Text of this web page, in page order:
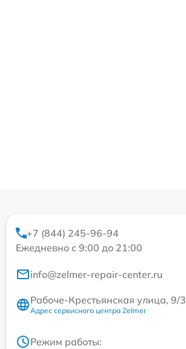
+7 (844) 245-96-94
Ежедневно с 9:00 до 21:00
info@zelmer-repair-center.ru
Рабоче-Крестьянская улица, 9/3
Адрес сервисного центра Zelmer
Режим работы: